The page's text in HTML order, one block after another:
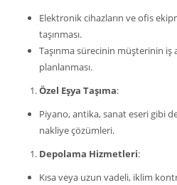
Elektronik cihazların ve ofis
taşınması.
Taşınma sürecinin müşterinin iş
planlanması.
Özel Eşya Taşıma:
Piyano, antika, sanat eseri gibi
nakliye çözümleri.
Depolama Hizmetleri:
Kısa veya uzun vadeli, iklim